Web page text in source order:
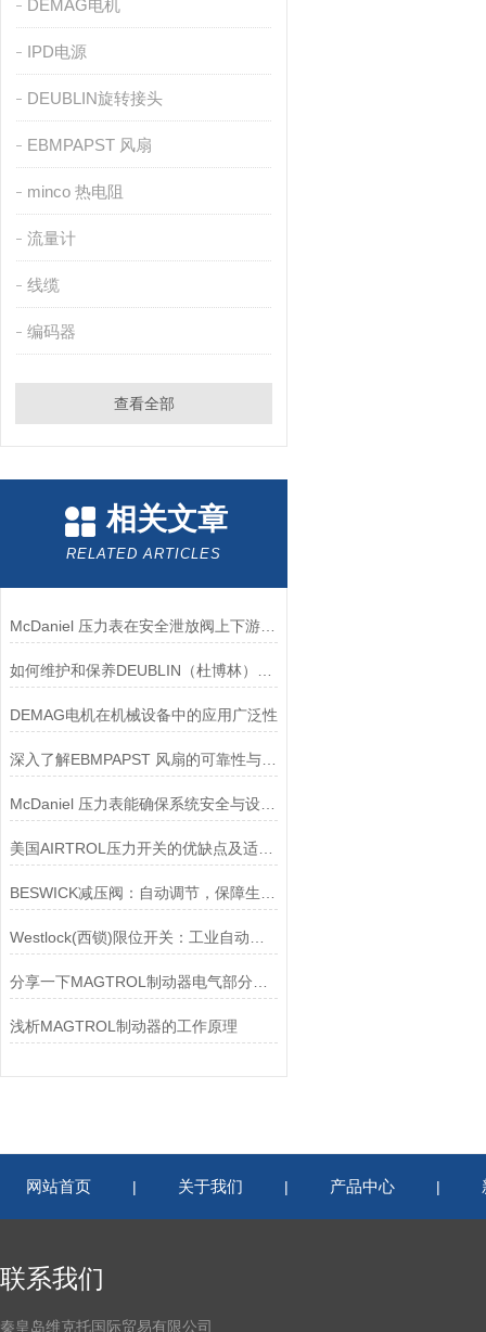
DEMAG电机
IPD电源
DEUBLIN旋转接头
EBMPAPST 风扇
minco 热电阻
流量计
线缆
编码器
查看全部
相关文章
RELATED ARTICLES
McDaniel 压力表在安全泄放阀上下游压力监测中的应用
DEMAG电机在机械设备中的应用广泛性
深入了解EBMPAPST 风扇的可靠性与耐用性
McDaniel 压力表能确保系统安全与设备寿命延长
美国AIRTROL压力开关的优缺点及适用范围讲解
浅析MAGTROL制动器的工作原理
网站首页 | 关于我们 | 产品中心 |
联系我们
秦皇岛维克托国际贸易有限公司